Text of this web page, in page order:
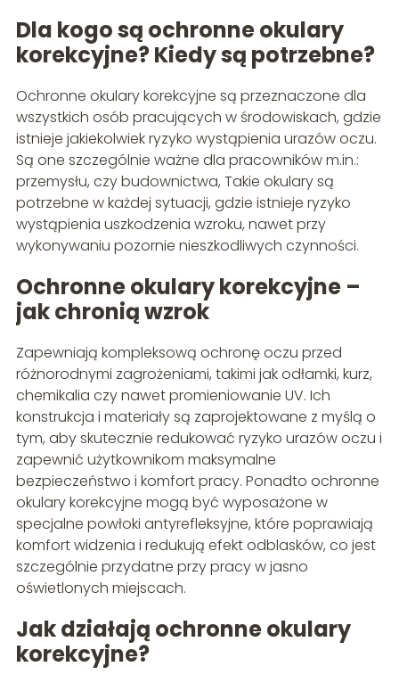
Dla kogo są ochronne okulary
korekcyjne? Kiedy są potrzebne?
Ochronne okulary korekcyjne są przeznaczone dla
wszystkich osób pracujących w środowiskach, gdzie
istnieje jakiekolwiek ryzyko wystąpienia urazów oczu.
Są one szczególnie ważne dla pracowników m.in.:
przemysłu, czy budownictwa, Takie okulary są
potrzebne w każdej sytuacji, gdzie istnieje ryzyko
wystąpienia uszkodzenia wzroku, nawet przy
wykonywaniu pozornie nieszkodliwych czynności.
Ochronne okulary korekcyjne –
jak chronią wzrok
Zapewniają kompleksową ochronę oczu przed
różnorodnymi zagrożeniami, takimi jak odłamki, kurz,
chemikalia czy nawet promieniowanie UV. Ich
konstrukcja i materiały są zaprojektowane z myślą o
tym, aby skutecznie redukować ryzyko urazów oczu i
zapewnić użytkownikom maksymalne
bezpieczeństwo i komfort pracy. Ponadto ochronne
okulary korekcyjne mogą być wyposażone w
specjalne powłoki antyrefleksyjne, które poprawiają
komfort widzenia i redukują efekt odblasków, co jest
szczególnie przydatne przy pracy w jasno
oświetlonych miejscach.
Jak działają ochronne okulary
korekcyjne?